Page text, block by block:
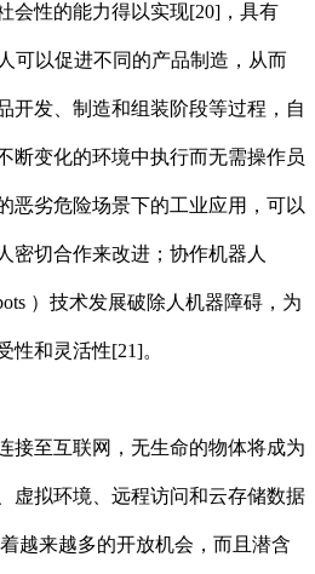
会性的能力得以实现[20]，具有
可以促进不同的产品制造，从而
开发、制造和组装阶段等过程，自
断变化的环境中执行而无需操作员
恶劣危险场景下的工业应用，可以
密切合作来改进；协作机器人
）技术发展破除人机器障碍，为
性和灵活性[21]。
接至互联网，无生命的物体将成为
虚拟环境、远程访问和云存储数据
越来越多的开放机会，而且潜含